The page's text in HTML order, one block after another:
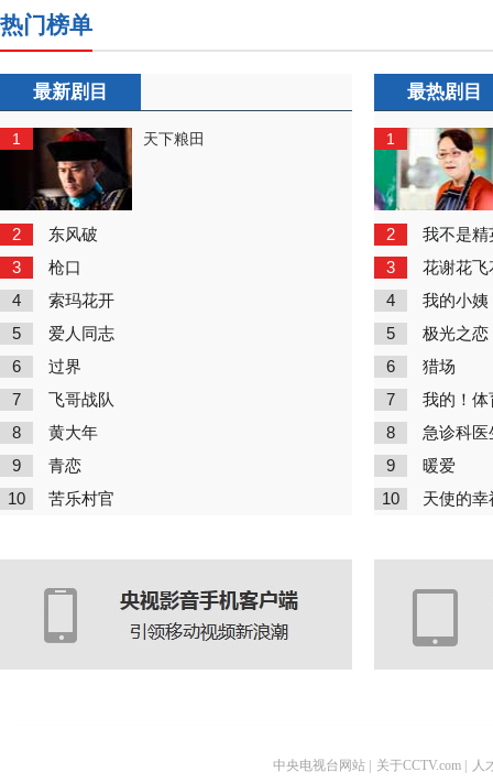
热门榜单
最新剧目
1 天下粮田
2 东风破
3 枪口
4 索玛花开
5 爱人同志
6 过界
7 飞哥战队
8 黄大年
9 青恋
10 苦乐村官
最热剧目
1
2 我不是精
3 花谢花飞
4 我的小姨
5 极光之恋
6 猎场
7 我的！体
8 急诊科医
9 暖爱
10 天使的幸
中央电视台网站 关于CCTV.com 人